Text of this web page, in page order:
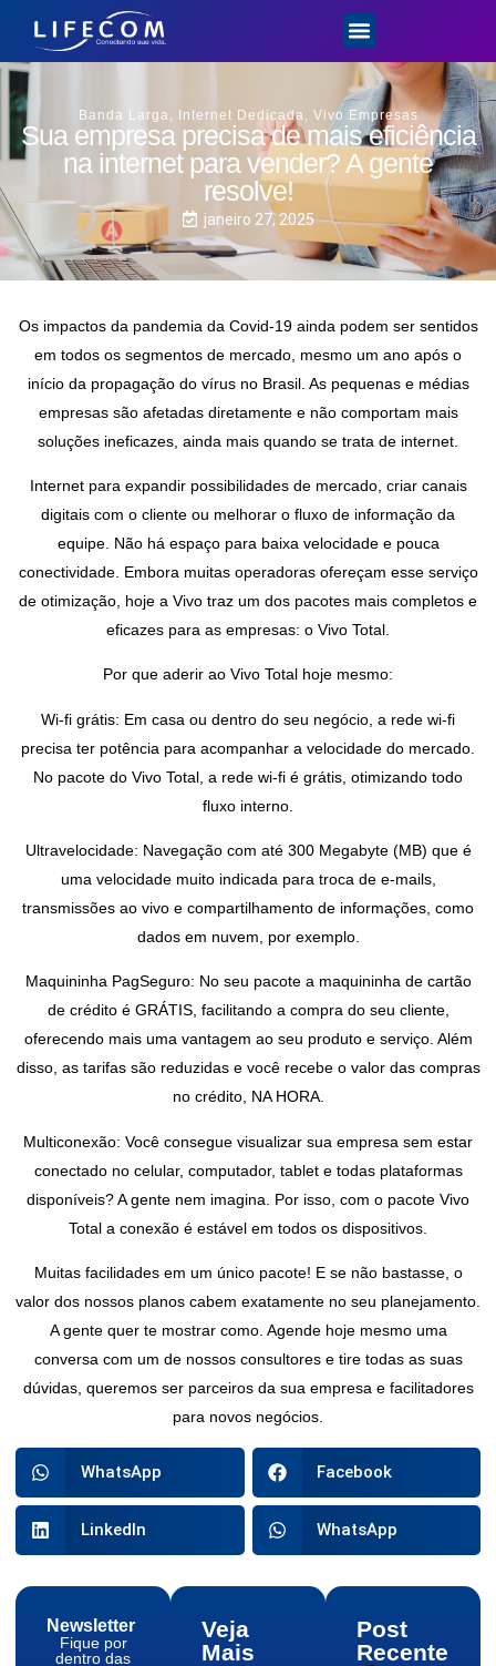
Banda Larga Internet Dedicada Vivo Empresas
Sua empresa precisa de mais eficiência
na internet para vender? A gente
resolve!
janeiro 27, 2025
Os impactos da pandemia da Covid-19 ainda podem ser sentidos
em todos os segmentos de mercado, mesmo um ano após o
início da propagação do vírus no Brasil. As pequenas e médias
empresas são afetadas diretamente e não comportam mais
soluções ineficazes, ainda mais quando se trata de internet.
Internet para expandir possibilidades de mercado, criar canais
digitais com o cliente ou melhorar o fluxo de informação da
equipe. Não há espaço para baixa velocidade e pouca
conectividade. Embora muitas operadoras ofereçam esse serviço
de otimização, hoje a Vivo traz um dos pacotes mais completos e
eficazes para as empresas: o Vivo Total.
Por que aderir ao Vivo Total hoje mesmo:
Wi-fi grátis: Em casa ou dentro do seu negócio, a rede wi-fi
precisa ter potência para acompanhar a velocidade do mercado.
No pacote do Vivo Total, a rede wi-fi é grátis, otimizando todo
fluxo interno.
Ultravelocidade: Navegação com até 300 Megabyte (MB) que é
uma velocidade muito indicada para troca de e-mails,
transmissões ao vivo e compartilhamento de informações, como
dados em nuvem, por exemplo.
Maquininha PagSeguro: No seu pacote a maquininha de cartão
de crédito é GRÁTIS, facilitando a compra do seu cliente,
oferecendo mais uma vantagem ao seu produto e serviço. Além
disso, as tarifas são reduzidas e você recebe o valor das compras
no crédito, NA HORA.
Multiconexão: Você consegue visualizar sua empresa sem estar
conectado no celular, computador, tablet e todas plataformas
disponíveis? A gente nem imagina. Por isso, com o pacote Vivo
Total a conexão é estável em todos os dispositivos.
Muitas facilidades em um único pacote! E se não bastasse, o
valor dos nossos planos cabem exatamente no seu planejamento.
A gente quer te mostrar como. Agende hoje mesmo uma
conversa com um de nossos consultores e tire todas as suas
dúvidas, queremos ser parceiros da sua empresa e facilitadores
para novos negócios.
WhatsApp Facebook
LinkedIn WhatsApp
Newsletter
Fique por
dentro das
Veja
Mais
Post
Recente